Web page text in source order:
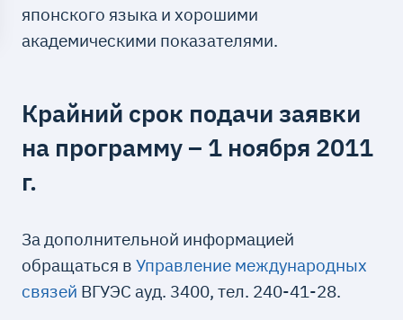
японского языка и хорошими
академическими показателями.
Крайний срок подачи заявки
на программу – 1 ноября 2011
г.
За дополнительной информацией
обращаться вУправление международных
связей ВГУЭС ауд. 3400, тел. 240-41-28.